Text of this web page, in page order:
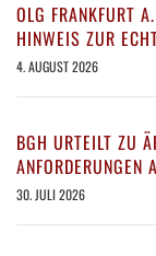
OLG FRANKFURT
HINWEIS ZUR
4. AUGUST 2026
BGH URTEILT ZU
ANFORDERUNGEN
30. JULI 2026